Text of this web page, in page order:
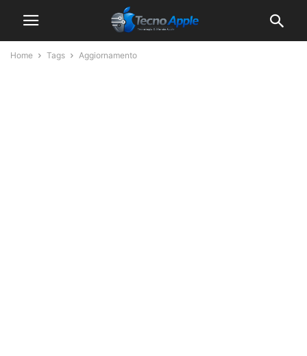
Home Tags Aggiornamento